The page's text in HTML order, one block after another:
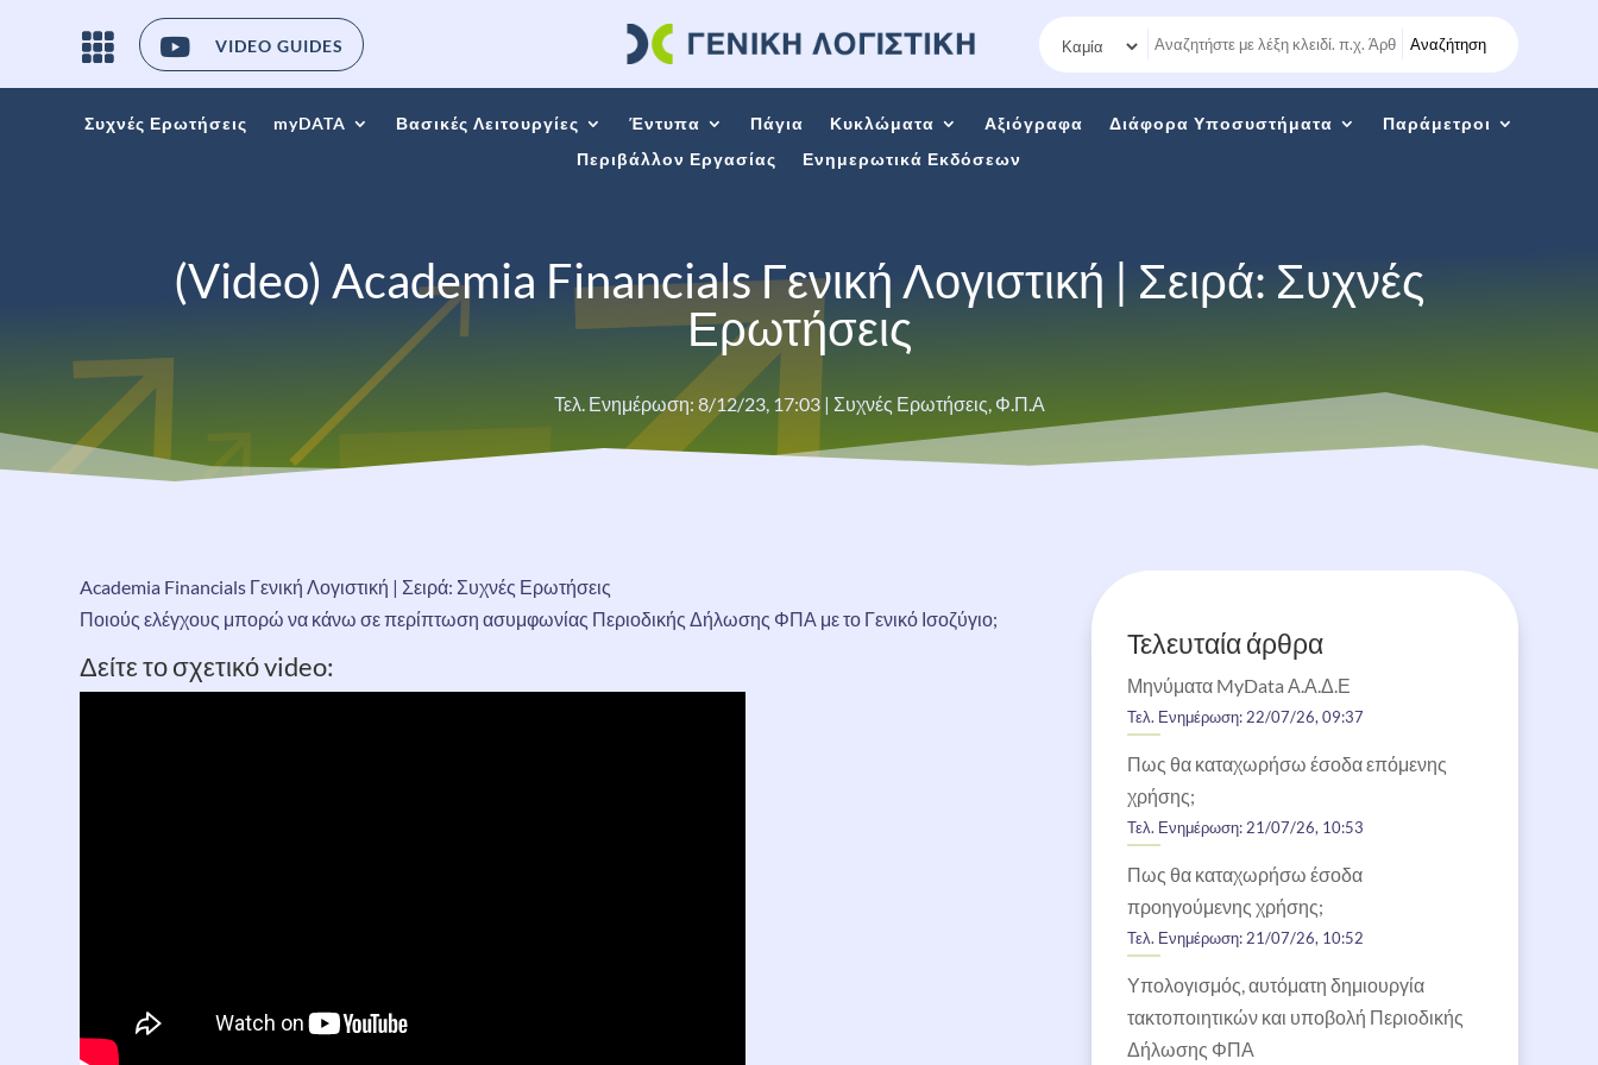
 VIDEO GUIDES Αναζήτηση
Συχνές Ερωτήσεις myDATA Βασικές Λειτουργίες Έντυπα Πάγια Κυκλώματα Αξιόγραφα Διάφορα Υποσυστήματα
Παράμετροι
Περιβάλλον Εργασίας
Ενημερωτικά Εκδόσεων
(Video) Academia Financials Γενική Λογιστική | Σειρά: Συχνές
Ερωτήσεις
Τελ. Ενημέρωση: 8/12/23, 17:03| Συχνές Ερωτήσεις, Φ.Π.Α
Academia Financials Γενική Λογιστική | Σειρά: Συχνές Ερωτήσεις
Ποιούς ελέγχους μπορώ να κάνω σε περίπτωση ασυμφωνίας Περιοδικής Δήλωσης ΦΠΑ με το Γενικό Ισοζύγιο;
Δείτε το σχετικό video:
Τελευταία άρθρα
Μηνύματα MyData Α.Α.Δ.Ε
Τελ. Ενημέρωση: 22/07/26, 09:37
Πως θα καταχωρήσω έσοδα επόμενης
χρήσης;
Τελ. Ενημέρωση: 21/07/26, 10:53
Πως θα καταχωρήσω έσοδα
προηγούμενης χρήσης;
Τελ. Ενημέρωση: 21/07/26, 10:52
Υπολογισμός, αυτόματη δημιουργία
τακτοποιητικών και υποβολή Περιοδικής
Δήλωσης ΦΠΑ